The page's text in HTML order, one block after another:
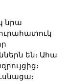
նրա
են։ Ահա